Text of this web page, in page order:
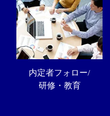
内定者フォロー/
研修・教育